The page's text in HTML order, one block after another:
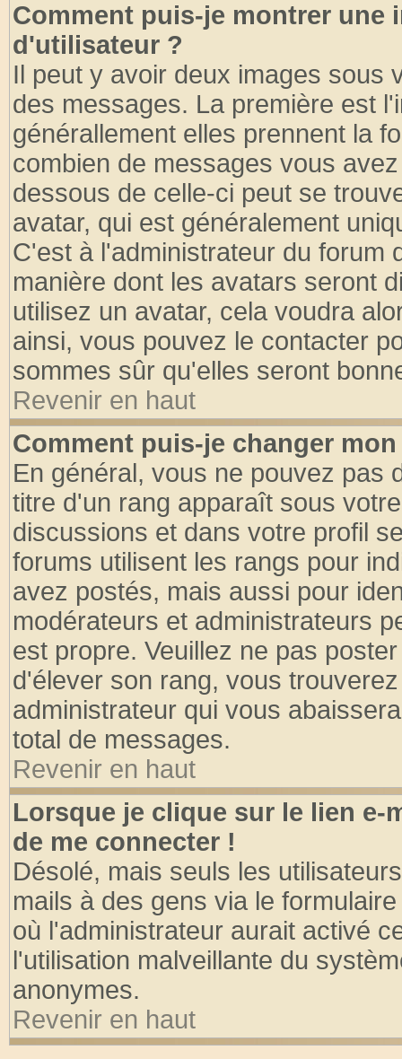
Comment puis-je montrer une
d'utilisateur ?
Il peut y avoir deux images sous
des messages. La première est
générallement elles prennent la
combien de messages vous
dessous de celle-ci peut se
avatar, qui est généralement
C'est à l'administrateur du forum
manière dont les avatars seront
utilisez un avatar, cela voudra
ainsi, vous pouvez le contacter
sommes sûr qu'elles seront
Revenir en haut
Comment puis-je changer
En général, vous ne pouvez pas
titre d'un rang apparaît sous
discussions et dans votre profil
forums utilisent les rangs pour
avez postés, mais aussi pour
modérateurs et administrateurs
est propre. Veuillez ne pas
d'élever son rang, vous
administrateur qui vous
total de messages.
Revenir en haut
Lorsque je clique sur le lien e-
de me connecter !
Désolé, mais seuls les
mails à des gens via le
où l'administrateur aurait activé
l'utilisation malveillante du
anonymes.
Revenir en haut